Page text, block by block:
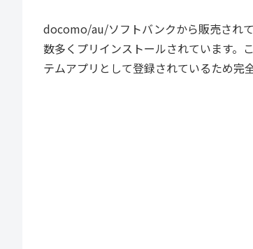
docomo/au/ソフトバンクから販売され
数多くプリインストールされています。
テムアプリとして登録されているため完